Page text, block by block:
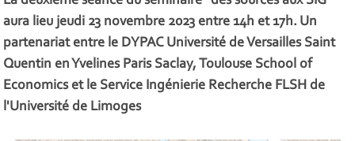
aura lieu jeudi 23 novembre 2023 entre 14h et 17h. Un
partenariat entre le DYPAC Université de Versailles Saint
Quentin en Yvelines Paris Saclay, Toulouse School of
Economics et le Service Ingénierie Recherche FLSH de
l'Université de Limoges